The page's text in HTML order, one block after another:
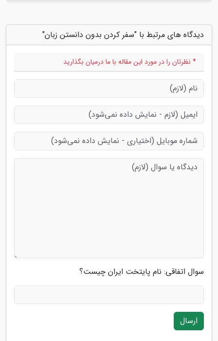
دیدگاه های مرتبط با "سفر کردن بدون دانستن زبان"
* نظرتان را در مورد این مقاله با ما درمیان بگذارید
سوال اتفاقی: نام پایتخت ایران چیست؟
ارسال